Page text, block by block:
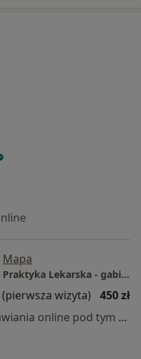
Mapa
Indywidualna Specjalistyczna Praktyka Lekarska - gabinet w Warszawie
wizyta)
450 zł
Specjalista nie oferuje umawiania online pod tym adresem.